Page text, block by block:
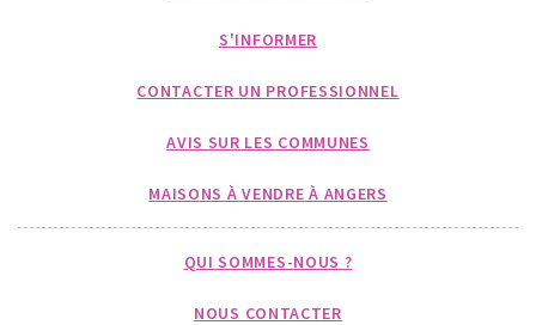
S'INFORMER
CONTACTER UN PROFESSIONNEL
AVIS SUR LES COMMUNES
MAISONS À VENDRE À ANGERS
QUI SOMMES-NOUS ?
NOUS CONTACTER